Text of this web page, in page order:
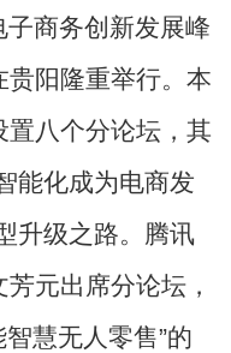
商务创新发展峰
阳隆重举行。本
置八个分论坛，其
能化成为电商发
升级之路。腾讯
元出席分论坛，
慧无人零售”的